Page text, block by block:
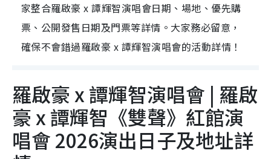
家整合羅啟豪 x 譚輝智演唱會日期、場地、優先購
票、公開發售日期及門票等詳情。大家務必留意，
確保不會錯過羅啟豪 x 譚輝智演唱會的活動詳情！
羅啟豪 x 譚輝智演唱會 | 羅啟
豪 x 譚輝智《雙聲》紅館演
唱會 2026演出日子及地址詳